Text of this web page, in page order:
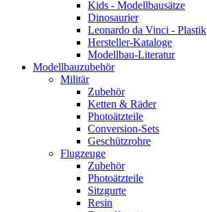
Kids - Modellbausätze
Dinosaurier
Leonardo da Vinci - Plastik
Hersteller-Kataloge
Modellbau-Literatur
Modellbauzubehör
Militär
Zubehör
Ketten & Räder
Photoätzteile
Conversion-Sets
Geschützrohre
Flugzeuge
Zubehör
Photoätzteile
Sitzgurte
Resin